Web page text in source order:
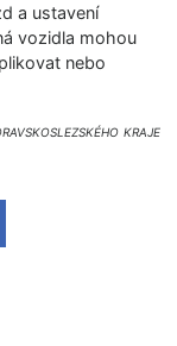
a ustavení
vozidla mohou
nebo
kraje